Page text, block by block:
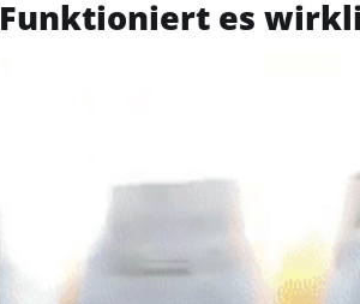
Funktioniert es